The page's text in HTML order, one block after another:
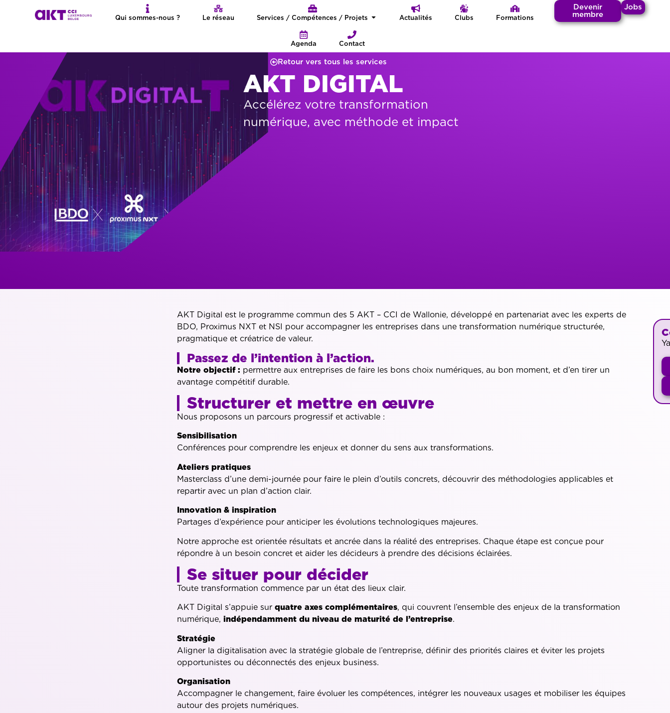
Qui sommes-nous ? Le réseau Services / Compétences / Projets Actualités Clubs Formations
Agenda Contact
Devenir
membre
Jobs
Retour vers tous les services
AKT DIGITAL
Accélérez votre transformation
numérique, avec méthode et impact
AKT Digital est le programme commun des 5 AKT – CCI de Wallonie, développé en partenariat avec les experts de
BDO, Proximus NXT et NSI pour accompagner les entreprises dans une transformation numérique structurée,
pragmatique et créatrice de valeur.
Passez de l’intention à l’action.
Notre objectif : permettre aux entreprises de faire les bons choix numériques, au bon moment, et d’en tirer un
avantage compétitif durable.
Structurer et mettre en œuvre
Nous proposons un parcours progressif et activable :
Sensibilisation
Conférences pour comprendre les enjeux et donner du sens aux transformations.
Ateliers pratiques
Masterclass d’une demi-journée pour faire le plein d’outils concrets, découvrir des méthodologies applicables et
repartir avec un plan d’action clair.
Innovation & inspiration
Partages d’expérience pour anticiper les évolutions technologiques majeures.
Notre approche est orientée résultats et ancrée dans la réalité des entreprises. Chaque étape est conçue pour
répondre à un besoin concret et aider les décideurs à prendre des décisions éclairées.
Se situer pour décider
Toute transformation commence par un état des lieux clair.
AKT Digital s’appuie surquatre axes complémentaires, qui couvrent l’ensemble des enjeux de la transformation
numérique,indépendamment du niveau de maturité de l’entreprise.
Stratégie
Aligner la digitalisation avec la stratégie globale de l’entreprise, définir des priorités claires et éviter les projets
opportunistes ou déconnectés des enjeux business.
Organisation
Accompagner le changement, faire évoluer les compétences, intégrer les nouveaux usages et mobiliser les équipes
autour des projets numériques.